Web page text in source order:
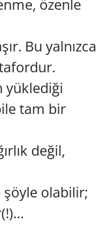
özenle
Bu yalnızca
yüklediği
tam bir
değil,
şöyle olabilir;